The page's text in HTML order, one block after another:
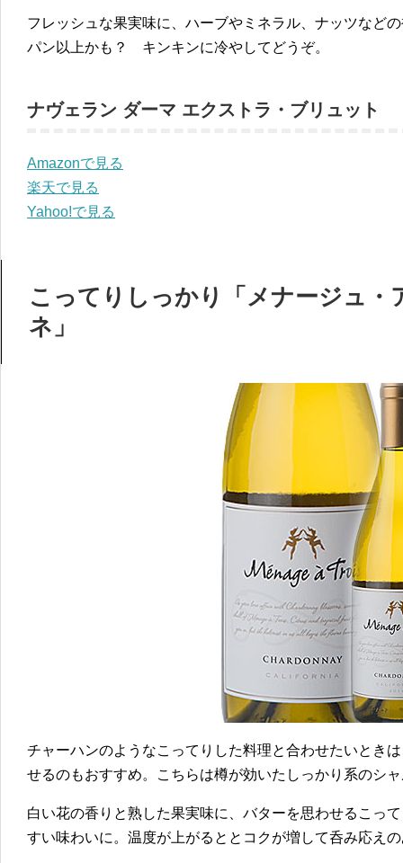
フレッシュな果実味に、ハーブやミネラル、ナッツなど
パン以上かも？ キンキンに冷やしてどうぞ。
ナヴェラン ダーマ エクストラ・ブリュット
Amazonで見る
楽天で見る
Yahoo!で見る
こってりしっかり「メナージュ・
ネ」
チャーハンのようなこってりした料理と合わせたいとき
せるのもおすすめ。こちらは樽が効いたしっかり系のシ
白い花の香りと熟した果実味に、バターを思わせるこっ
すい味わいに。温度が上がるととコクが増して呑み応え